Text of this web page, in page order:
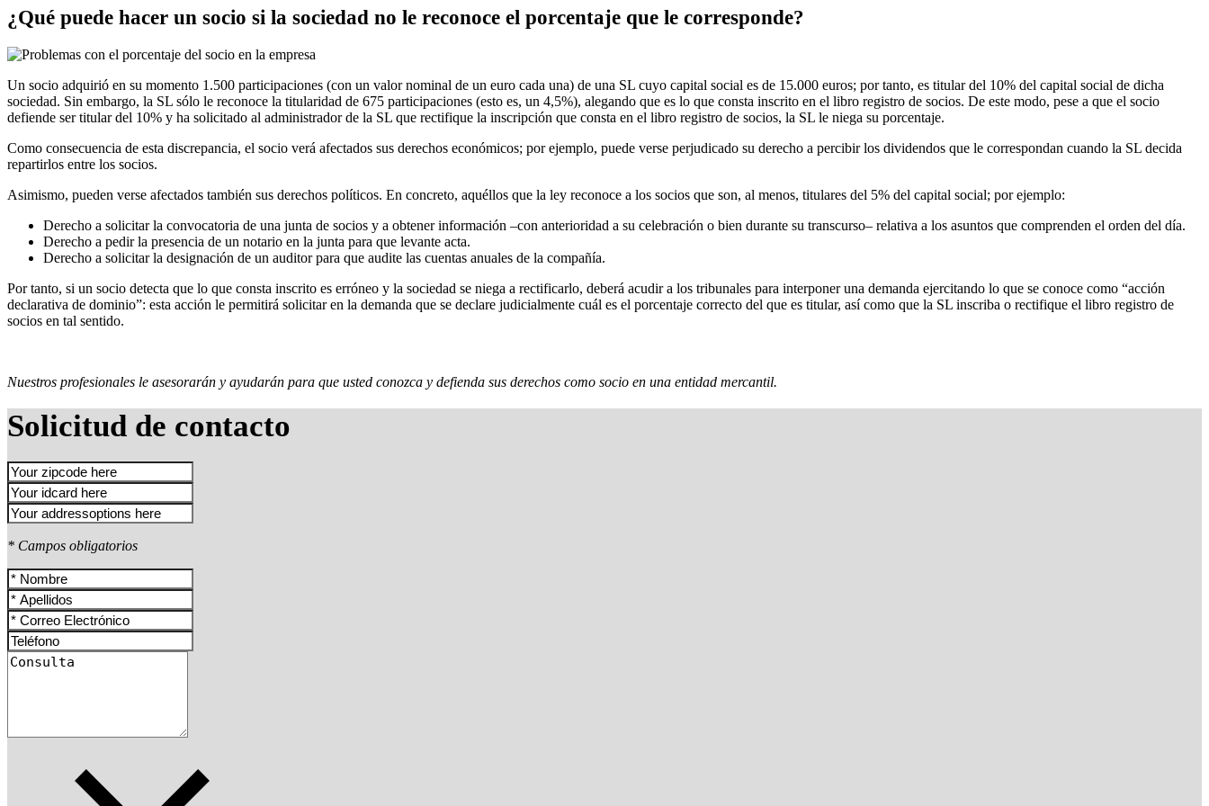
¿Qué puede hacer un socio si la sociedad no le reconoce el porcentaje que le corresponde?
Un socio adquirió en su momento 1.500 participaciones (con un valor nominal de un euro cada una) de una SL cuyo capital social es de 15.000 euros; por tanto, es titular del 10% del capital social de dicha
sociedad. Sin embargo, la SL sólo le reconoce la titularidad de 675 participaciones (esto es, un 4,5%), alegando que es lo que consta inscrito en el libro registro de socios. De este modo, pese a que el socio
defiende ser titular del 10% y ha solicitado al administrador de la SL que rectifique la inscripción que consta en el libro registro de socios, la SL le niega su porcentaje.
Como consecuencia de esta discrepancia, el socio verá afectados sus derechos económicos; por ejemplo, puede verse perjudicado su derecho a percibir los dividendos que le correspondan cuando la SL decida
repartirlos entre los socios.
Asimismo, pueden verse afectados también sus derechos políticos. En concreto, aquéllos que la ley reconoce a los socios que son, al menos, titulares del 5% del capital social; por ejemplo:
Derecho a solicitar la convocatoria de una junta de socios y a obtener información –con anterioridad a su celebración o bien durante su transcurso– relativa a los asuntos que comprenden el orden del día.
Derecho a pedir la presencia de un notario en la junta para que levante acta.
Derecho a solicitar la designación de un auditor para que audite las cuentas anuales de la compañía.
Por tanto, si un socio detecta que lo que consta inscrito es erróneo y la sociedad se niega a rectificarlo, deberá acudir a los tribunales para interponer una demanda ejercitando lo que se conoce como “acción
declarativa de dominio”: esta acción le permitirá solicitar en la demanda que se declare judicialmente cuál es el porcentaje correcto del que es titular, así como que la SL inscriba o rectifique el libro registro de
socios en tal sentido.
Nuestros profesionales le asesorarán y ayudarán para que usted conozca y defienda sus derechos como socio en una entidad mercantil.
Solicitud de contacto
* Campos obligatorios